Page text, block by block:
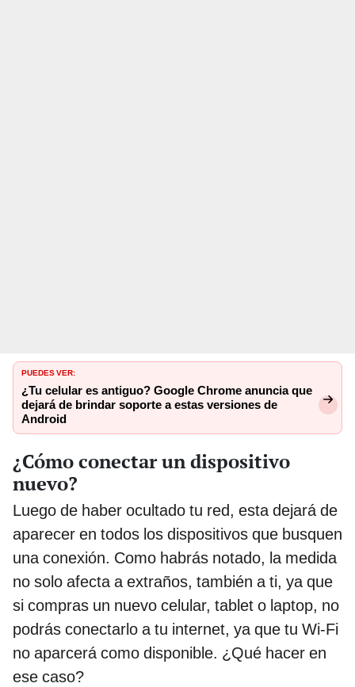
PUEDES VER:
¿Tu celular es antiguo? Google Chrome anuncia que
dejará de brindar soporte a estas versiones de
Android
¿Cómo conectar un dispositivo
nuevo?
Luego de haber ocultado tu red, esta dejará de
aparecer en todos los dispositivos que busquen
una conexión. Como habrás notado, la medida
no solo afecta a extraños, también a ti, ya que
si compras un nuevo celular, tablet o laptop, no
podrás conectarlo a tu internet, ya que tu Wi-Fi
no aparcerá como disponible. ¿Qué hacer en
ese caso?